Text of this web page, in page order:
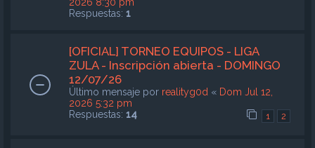
2026 8:30 pm
Respuestas: 1
[OFICIAL] TORNEO EQUIPOS - LIGA
ZULA - Inscripción abierta - DOMINGO
12/07/26
Último mensaje por realityg0d « Dom Jul 12,
2026 5:32 pm
Respuestas: 14 1 2